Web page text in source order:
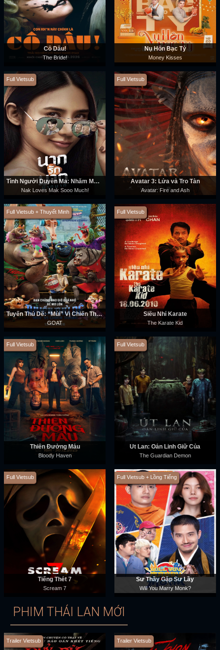
Cô Dâu!
The Bride!
Nụ Hôn Bạc Tỷ
Money Kisses
Full Vietsub
Tình Người Duyên Ma: Nhắm Mak Yêu Luôn
Nak Loves Mak Sooo Much!
Full Vietsub
Avatar 3: Lửa và Tro Tàn
Avatar: Fire and Ash
Full Vietsub + Thuyết Minh
Tuyển Thủ Dê: “Mùi” Vị Chiến Thắng
GOAT
Full Vietsub
Siêu Nhí Karate
The Karate Kid
Full Vietsub
Thiên Đường Máu
Bloody Haven
Full Vietsub
Út Lan: Oán Linh Giữ Của
The Guardian Demon
Full Vietsub
Tiếng Thét 7
Scream 7
Full Vietsub + Lồng Tiếng
Sư Thầy Gặp Sư Lầy
Will You Marry Monk?
PHIM THÁI LAN MỚI
Trailer Vietsub Trailer Vietsub